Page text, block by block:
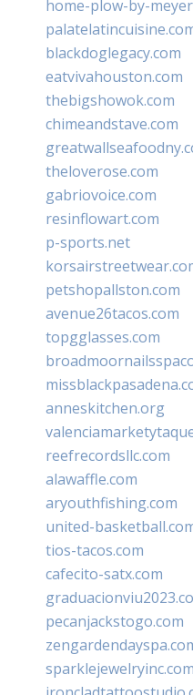
home-plow-by-
blackdoglegacy.com
eatvivahouston.com
thebigshowok.com
chimeandstave.com
theloverose.com
gabriovoice.com
resinflowart.com
p-sports.net
petshopallston.com
avenue26tacos.com
topgglasses.com
anneskitchen.org
reefrecordsllc.com
alawaffle.com
aryouthfishing.com
united-
tios-tacos.com
cafecito-satx.com
pecanjackstogo.com
sparklejewelryinc.com